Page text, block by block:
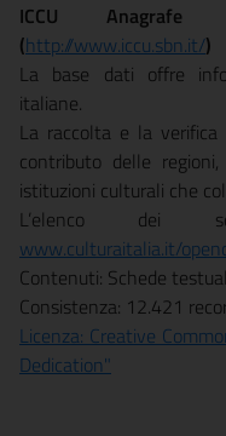
ICCU Anagrafe
(http://www.iccu.sbn.it/)
La base dati offre
italiane.
La raccolta e la
contributo delle
istituzioni culturali che
L’elenco dei
www.culturaitalia.it/
Contenuti: Schede
Consistenza: 12.421
Licenza: Creative
Dedication"